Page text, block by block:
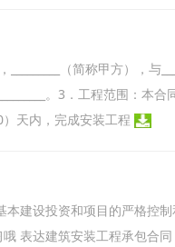
日，_________（简称甲方）
。3．工程范围：
）天内，完成安装工程
建设投资和项目的严格控
表达建筑安装工程承包合同